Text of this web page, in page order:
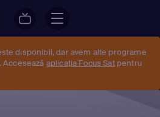
disponibil, dar avem alte programe
Accesează aplicația Focus Satpentru